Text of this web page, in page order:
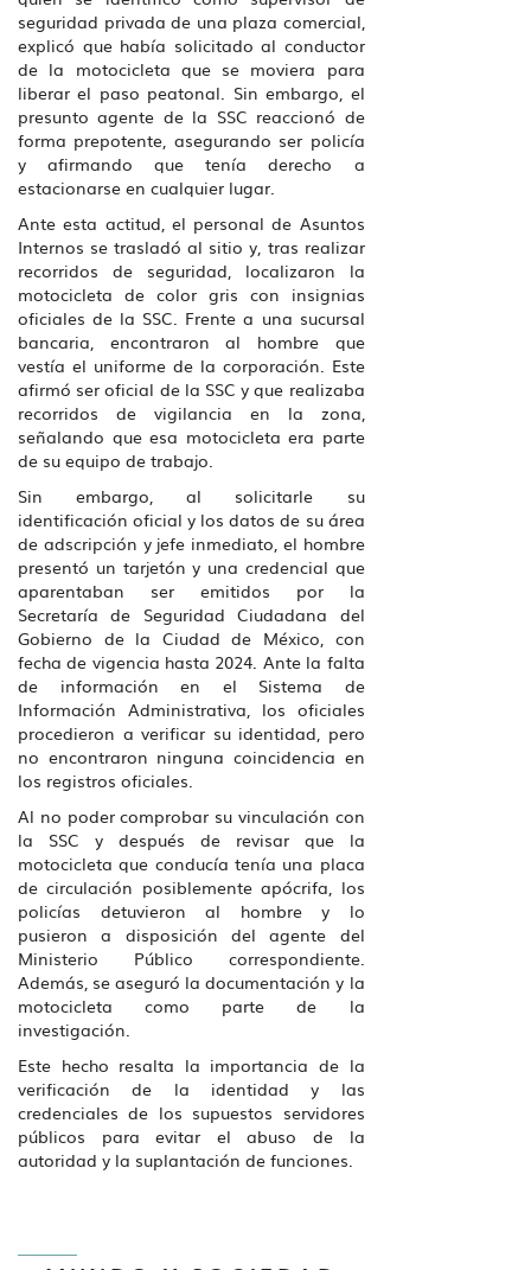
seguridad privada de una plaza comercial,
explicó que había solicitado al conductor
de la motocicleta que se moviera para
liberar el paso peatonal. Sin embargo, el
presunto agente de la SSC reaccionó de
forma prepotente, asegurando ser policía
y afirmando que tenía derecho a
estacionarse en cualquier lugar.
Ante esta actitud, el personal de Asuntos
Internos se trasladó al sitio y, tras realizar
recorridos de seguridad, localizaron la
motocicleta de color gris con insignias
oficiales de la SSC. Frente a una sucursal
bancaria, encontraron al hombre que
vestía el uniforme de la corporación. Este
afirmó ser oficial de la SSC y que realizaba
recorridos de vigilancia en la zona,
señalando que esa motocicleta era parte
de su equipo de trabajo.
Sin embargo, al solicitarle su
identificación oficial y los datos de su área
de adscripción y jefe inmediato, el hombre
presentó un tarjetón y una credencial que
aparentaban ser emitidos por la
Secretaría de Seguridad Ciudadana del
Gobierno de la Ciudad de México, con
fecha de vigencia hasta 2024. Ante la falta
de información en el Sistema de
Información Administrativa, los oficiales
procedieron a verificar su identidad, pero
no encontraron ninguna coincidencia en
los registros oficiales.
Al no poder comprobar su vinculación con
la SSC y después de revisar que la
motocicleta que conducía tenía una placa
de circulación posiblemente apócrifa, los
policías detuvieron al hombre y lo
pusieron a disposición del agente del
Ministerio Público correspondiente.
Además, se aseguró la documentación y la
motocicleta como parte de la
investigación.
Este hecho resalta la importancia de la
verificación de la identidad y las
credenciales de los supuestos servidores
públicos para evitar el abuso de la
autoridad y la suplantación de funciones.
TV AZTECA SALDA ADEUDO FISCAL;
GOBIERNO GARANTIZA CONTINUIDAD EN
PAGOS DE GRUPO ELEKTRA